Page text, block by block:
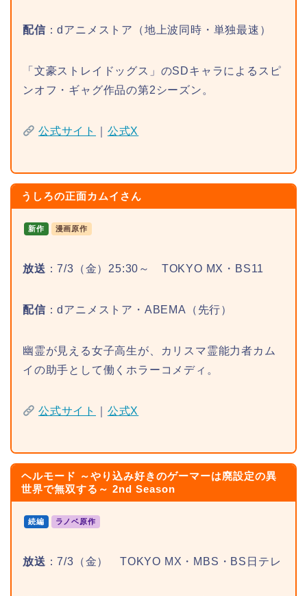
配信 ：dアニメストア（地上波同時・単独最速）
「文豪ストレイドッグス」のSDキャラによるスピ
ンオフ・ギャグ作品の第2シーズン。
公式サイト 公式X
うしろの正面カムイさん
新作 漫画原作
放送 ：7/3（金）25:30～ TOKYO MX・BS11
配信 ：dアニメストア・ABEMA（先行）
幽霊が見える女子高生が、カリスマ霊能力者カム
イの助手として働くホラーコメディ。
公式サイト 公式X
ヘルモード ～やり込み好きのゲーマーは廃設定の異
世界で無双する～ 2nd Season
続編 ラノベ原作
放送 ：7/3（金） TOKYO MX・MBS・BS日テレ